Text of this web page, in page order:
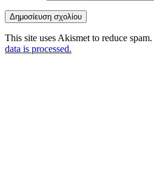
This site uses Akismet to reduce spam.
data is processed.